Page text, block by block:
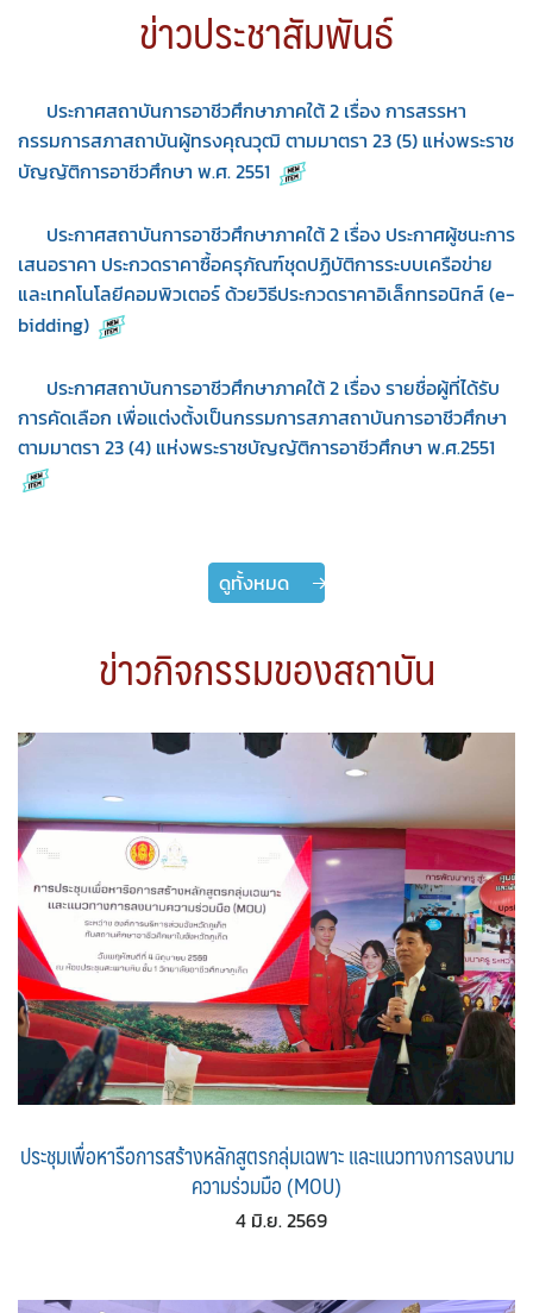
ข่าวประชาสัมพันธ์
ประกาศสถาบันการอาชีวศึกษาภาคใต้ 2 เรื่อง การสรรหา
กรรมการสภาสถาบันผู้ทรงคุณวุฒิ ตามมาตรา 23 (5) แห่งพระราช
บัญญัติการอาชีวศึกษา พ.ศ. 2551
ประกาศสถาบันการอาชีวศึกษาภาคใต้ 2 เรื่อง ประกาศผู้ชนะการ
เสนอราคา ประกวดราคาซื้อครุภัณฑ์ชุดปฏิบัติการระบบเครือข่าย
และเทคโนโลยีคอมพิวเตอร์ ด้วยวิธีประกวดราคาอิเล็กทรอนิกส์ (e-
bidding)
ประกาศสถาบันการอาชีวศึกษาภาคใต้ 2 เรื่อง รายชื่อผู้ที่ได้รับ
การคัดเลือก เพื่อแต่งตั้งเป็นกรรมการสภาสถาบันการอาชีวศึกษา
ตามมาตรา 23 (4) แห่งพระราชบัญญัติการอาชีวศึกษา พ.ศ.2551
ดูทั้งหมด
ข่าวกิจกรรมของสถาบัน
ประชุมเพื่อหารือการสร้างหลักสูตรกลุ่มเฉพาะ และแนวทางการลงนาม
ความร่วมมือ (MOU)
4 มิ.ย. 2569